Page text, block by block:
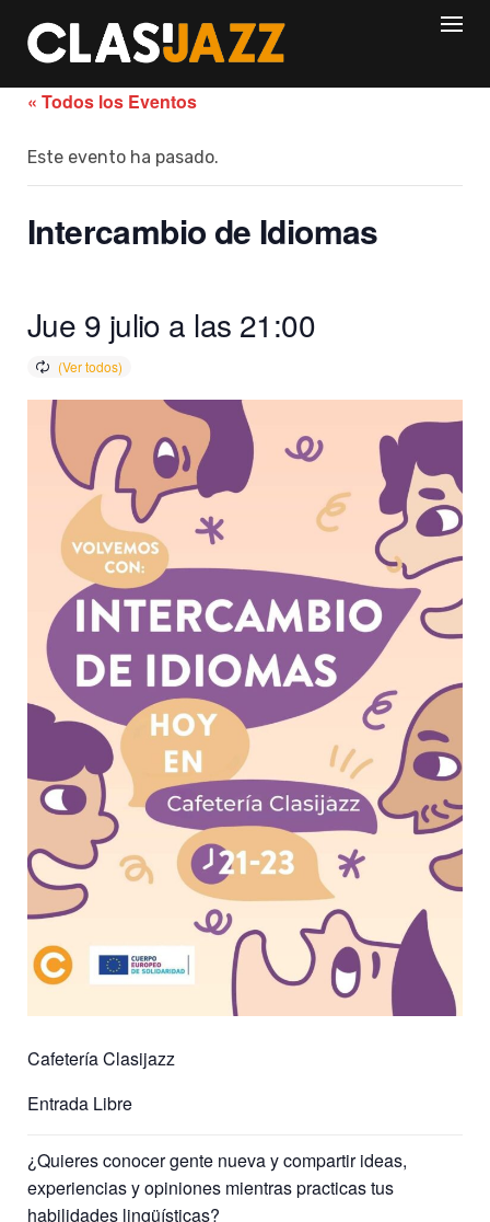
content
« Todos los Eventos
Este evento ha pasado.
Intercambio de Idiomas
Jue 9 julio a las 21:00
Cafetería Clasijazz
Entrada Libre
¿Quieres conocer gente nueva y compartir ideas,
experiencias y opiniones mientras practicas tus
habilidades lingüísticas?